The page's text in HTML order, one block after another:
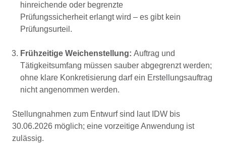
hinreichende oder begrenzte
Prüfungssicherheit erlangt wird – es gibt kein
Prüfungsurteil.
Frühzeitige Weichenstellung: Auftrag und
Tätigkeitsumfang müssen sauber abgegrenztwerden;
ohne klare Konkretisierung darf ein Erstellungsauftrag
nicht angenommen werden.
Stellungnahmen zum Entwurf sind laut IDW bis
30.06.2026 möglich; eine vorzeitige Anwendung ist
zulässig.